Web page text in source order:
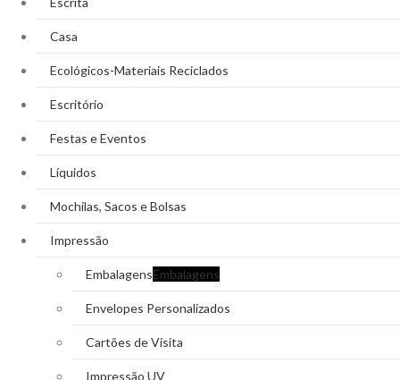
Casa
Ecológicos-Materiais Reciclados
Escritório
Festas e Eventos
Líquidos
Mochilas, Sacos e Bolsas
Impressão
EmbalagensEmbalagens
Envelopes Personalizados
Cartões de Visita
Impressão UV